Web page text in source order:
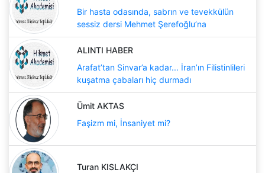
Bir hasta odasında, sabrın ve tevekkülün
sessiz dersi Mehmet Şerefoğlu’na
ALINTI HABER
Arafat’tan Sinvar’a kadar... İran’ın Filistinlileri
kuşatma çabaları hiç durmadı
Ümit AKTAS
Faşizm mi, İnsaniyet mi?
Turan KISLAKÇI